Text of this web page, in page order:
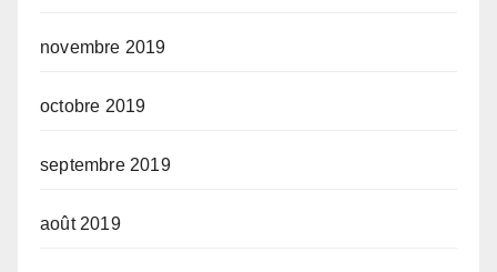
novembre 2019
octobre 2019
septembre 2019
août 2019